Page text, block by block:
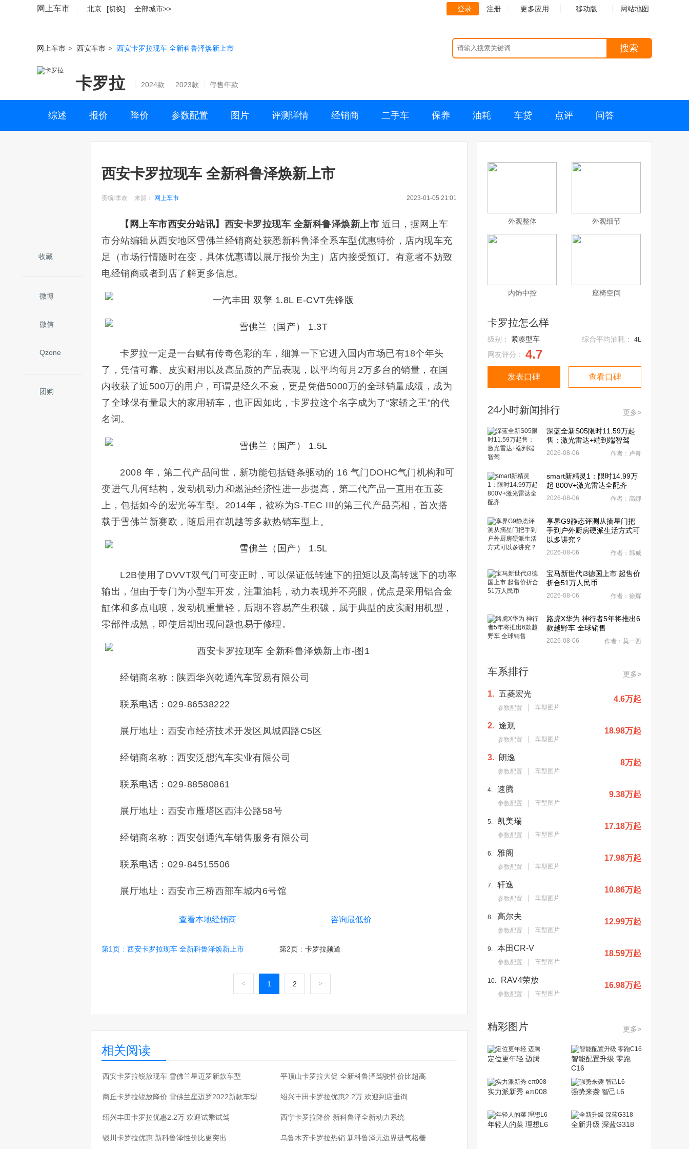
网上车市 北京 [切换] 全部城市>> 登录 注册 更多应用 移动版 网站地图
网上车市 > 西安车市 > 西安卡罗拉现车 全新科鲁泽焕新上市 搜索
卡罗拉 2024款 2023款 停售年款
综述 报价 降价 参数配置 图片 评测详情 经销商 二手车 保养 油耗 车贷 点评 问答
收藏
微博
微信
Qzone
团购
西安卡罗拉现车 全新科鲁泽焕新上市
责编:李欢 来源： 网上车市 2023-01-05 21:01
【网上车市西安分站讯】 西安卡罗拉现车 全新科鲁泽焕新上市 近日，据网上车
市分站编辑从西安地区雪佛兰经销商处获悉新科鲁泽全系车型优惠特价，店内现车充
足（市场行情随时在变，具体优惠请以展厅报价为主）店内接受预订。有意者不妨致
电经销商或者到店了解更多信息。
卡罗拉一定是一台赋有传奇色彩的车，细算一下它进入国内市场已有18个年头
了，凭借可靠、皮实耐用以及高品质的产品表现，以平均每月2万多台的销量，在国
内收获了近500万的用户，可谓是经久不衰，更是凭借5000万的全球销量成绩，成为
了全球保有量最大的家用轿车，也正因如此，卡罗拉这个名字成为了“家轿之王”的代
名词。
2008 年，第二代产品问世，新功能包括链条驱动的 16 气门DOHC气门机构和可
变进气几何结构，发动机动力和燃油经济性进一步提高，第二代产品一直用在五菱
上，包括如今的宏光等车型。2014年，被称为S-TEC III的第三代产品亮相，首次搭
载于雪佛兰新赛欧，随后用在凯越等多款热销车型上。
L2B使用了DVVT双气门可变正时，可以保证低转速下的扭矩以及高转速下的功率
输出，但由于专门为小型车开发，注重油耗，动力表现并不亮眼，优点是采用铝合金
缸体和多点电喷，发动机重量轻，后期不容易产生积碳，属于典型的皮实耐用机型，
零部件成熟，即使后期出现问题也易于修理。
经销商名称：陕西华兴乾通汽车贸易有限公司
联系电话：029-86538222
展厅地址：西安市经济技术开发区凤城四路C5区
经销商名称：西安泛想汽车实业有限公司
联系电话：029-88580861
展厅地址：西安市雁塔区西沣公路58号
经销商名称：西安创通汽车销售服务有限公司
联系电话：029-84515506
展厅地址：西安市三桥西部车城内6号馆
查看本地经销商 咨询最低价
第1页 : 西安卡罗拉现车 全新科鲁泽焕新上市 第2页 : 卡罗拉频道
< 1 2 >
相关阅读
西安卡罗拉锐放现车 雪佛兰星迈罗新款车型 平顶山卡罗拉大促 全新科鲁泽驾驶性价比超高
商丘卡罗拉锐放降价 雪佛兰星迈罗2022新款车型 绍兴丰田卡罗拉优惠2.2万 欢迎到店垂询
绍兴丰田卡罗拉优惠2.2万 欢迎试乘试驾 西宁卡罗拉降价 新科鲁泽全新动力系统
银川卡罗拉优惠 新科鲁泽性价比更突出 乌鲁木齐卡罗拉热销 新科鲁泽无边界进气格栅
外观整体 外观细节
内饰中控 座椅空间
卡罗拉怎么样
级别： 紧凑型车 综合平均油耗： 4L
网友评分： 4.7
发表口碑 查看口碑
24小时新闻排行 更多>
深蓝全新S05限时11.59万起
售：激光雷达+端到端智驾
2026-08-06 作者：卢奇
smart新精灵1：限时14.99万
起 800V+激光雷达全配齐
2026-08-06 作者：高娜
享界G9静态评测从摘星门把
手到户外厨房硬派生活方式可
以多讲究？
2026-08-06 作者：韩威
宝马新世代i3德国上市 起售价
折合51万人民币
2026-08-06 作者：徐辉
路虎X华为 神行者5年将推出6
款越野车 全球销售
2026-08-06 作者：莫一西
车系排行 更多>
1. 五菱宏光
参数配置 车型图片
4.6万起
2. 途观
参数配置 车型图片
18.98万起
3. 朗逸
参数配置 车型图片
8万起
4. 速腾
参数配置 车型图片
9.38万起
5. 凯美瑞
参数配置 车型图片
17.18万起
6. 雅阁
参数配置 车型图片
17.98万起
7. 轩逸
参数配置 车型图片
10.86万起
8. 高尔夫
参数配置 车型图片
12.99万起
9. 本田CR-V
参数配置 车型图片
18.59万起
10. RAV4荣放
参数配置 车型图片
16.98万起
精彩图片 更多>
定位更年轻 迈腾
智能配置升级 零跑
C16
实力派新秀 eπ008 强势来袭 智己L6
年轻人的菜 理想L6 全新升级 深蓝G318